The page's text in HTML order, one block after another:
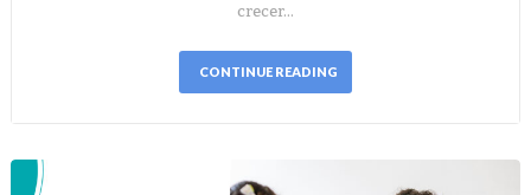
crecer…
CONTINUE READING